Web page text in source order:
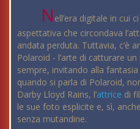
N ell’era digitale in cui
aspettativa che circondava
andata perduta. Tuttavia, c’è
Polaroid - l’arte di catturare
sempre, invitando alla fantasia
quando si parla di Polaroid,
Darby Lloyd Rains, l’attrice di
le sue foto esplicite e, sì,
senza mutandine.